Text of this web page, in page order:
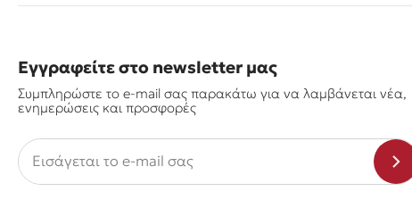
Εγγραφείτε στο newsletter μας
Συμπληρώστε το e-mail σας παρακάτω για να λαμβάνεται νέα,
ενημερώσεις και προσφορές